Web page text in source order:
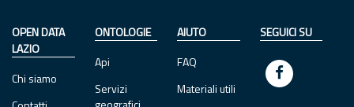
OPEN DATA
LAZIO
Chi siamo
ONTOLOGIE
Api
Servizi
AIUTO
FAQ
Materiali utili
SEGUICI SU